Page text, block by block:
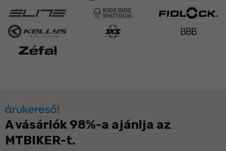
A vásárlók 98%-a ajánlja az
MTBIKER-t.